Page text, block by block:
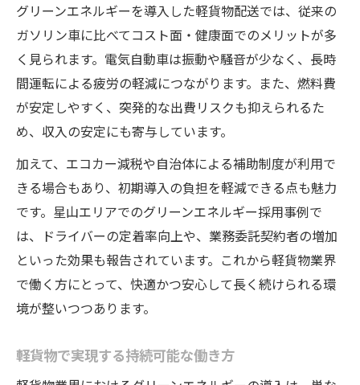
グリーンエネルギーを導入した軽貨物配送では、従来の
ガソリン車に比べてコスト面・健康面でのメリットが多
く見られます。電気自動車は振動や騒音が少なく、長時
間運転による疲労の軽減につながります。また、燃料費
が安定しやすく、突発的な出費リスクも抑えられるた
め、収入の安定にも寄与しています。
加えて、エコカー減税や自治体による補助制度が利用で
きる場合もあり、初期導入の負担を軽減できる点も魅力
です。星山エリアでのグリーンエネルギー採用事例で
は、ドライバーの定着率向上や、業務委託契約者の増加
といった効果も報告されています。これから軽貨物業界
で働く方にとって、快適かつ安心して長く続けられる環
境が整いつつあります。
軽貨物で実現する持続可能な働き方